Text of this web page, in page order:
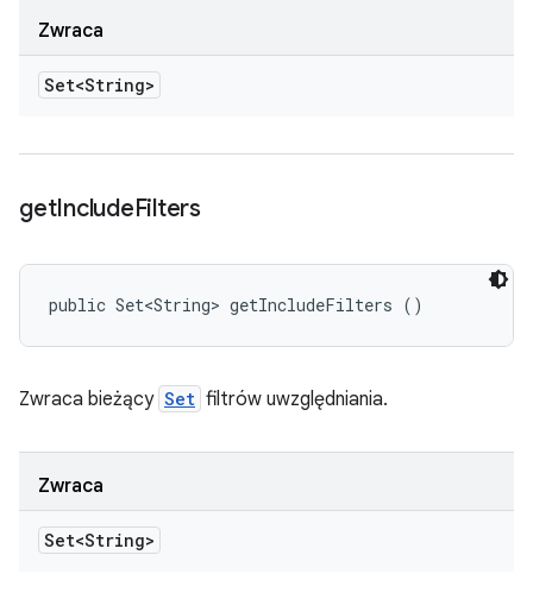
Zwraca
Set<String>
getIncludeFilters
public Set<String> getIncludeFilters ()
Zwraca bieżący Set filtrów uwzględniania.
Zwraca
Set<String>